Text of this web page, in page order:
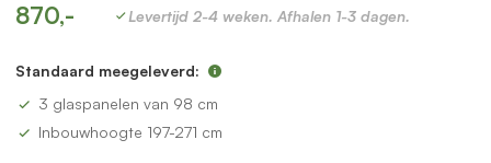
870,- Levertijd 2-4 weken. Afhalen 1-3 dagen.
Standaard meegeleverd:
3 glaspanelen van 98 cm
Inbouwhoogte 197-271 cm